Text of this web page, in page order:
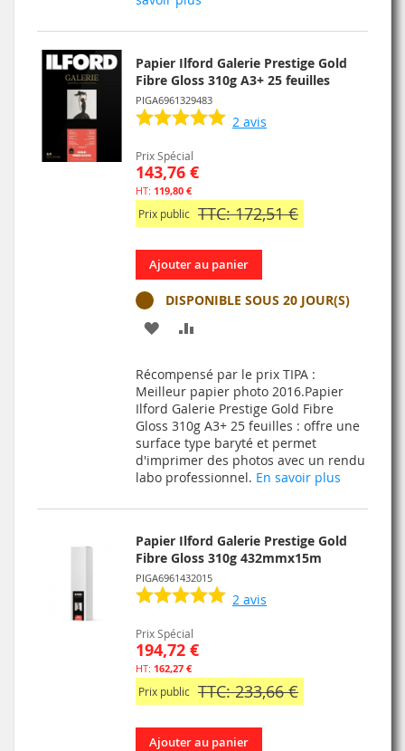
LISTE
Papier Ilford Galerie Prestige Gold
Fibre Gloss 310g A3+ 25 feuilles
PIGA6961329483
2 avis
Prix Spécial
143,76 €
119,80 €
Prix public TTC: 172,51 €
Ajouter au panier
DISPONIBLE SOUS 20 JOUR(S)
AJOUTER
MA
LISTE
D’ENVIE
COMPARATEUR
Récompensé par le prix TIPA :
Meilleur papier photo 2016.Papier
Ilford Galerie Prestige Gold Fibre
Gloss 310g A3+ 25 feuilles : offre une
surface type baryté et permet
d'imprimer des photos avec un rendu
labo professionnel. En savoir plus
Papier Ilford Galerie Prestige Gold
Fibre Gloss 310g 432mmx15m
PIGA6961432015
2 avis
Prix Spécial
194,72 €
162,27 €
Prix public TTC: 233,66 €
Ajouter au panier